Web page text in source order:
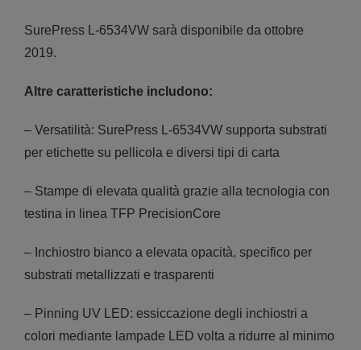
SurePress L-6534VW sarà disponibile da ottobre
2019.
Altre caratteristiche includono:
– Versatilità: SurePress L-6534VW supporta substrati
per etichette su pellicola e diversi tipi di carta
– Stampe di elevata qualità grazie alla tecnologia con
testina in linea TFP PrecisionCore
– Inchiostro bianco a elevata opacità, specifico per
substrati metallizzati e trasparenti
– Pinning UV LED: essiccazione degli inchiostri a
colori mediante lampade LED volta a ridurre al minimo